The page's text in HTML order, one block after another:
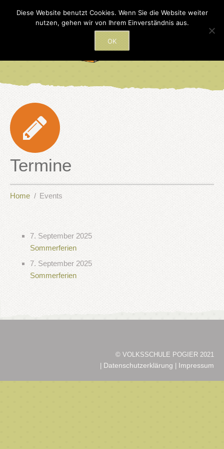
Termine
Home Events
7. September 2025
Sommerferien
7. September 2025
Sommerferien
© VOLKSSCHULE POGIER 2021
Datenschutzerklärung Impressum
Diese Website benutzt Cookies. Wenn Sie die Website weiter
nutzen, gehen wir von Ihrem Einverständnis aus.
OK